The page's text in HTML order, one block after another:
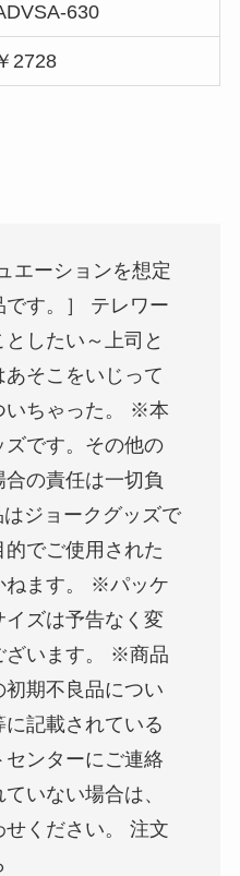
630
2728
エーションを想定
です。］ テレワー
したい～上司と
そこをいじって
いちゃった。 ※本
です。その他の
の責任は一切負
ジョークグッズで
でご使用された
ねます。 ※パッケ
ズは予告なく変
ざいます。 ※商品
期不良品につい
記載されている
センターにご連絡
いない場合は、
ください。 注文